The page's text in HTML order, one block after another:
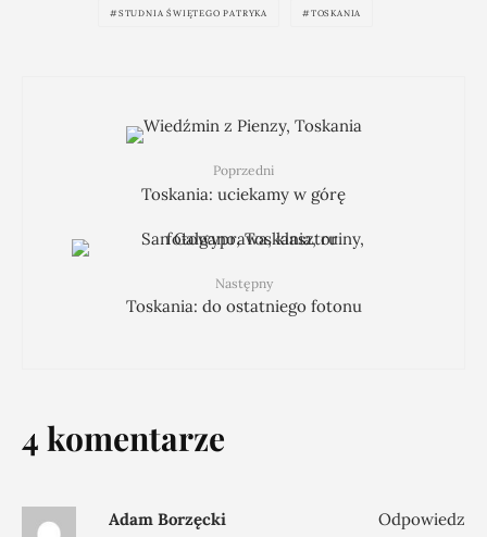
STUDNIA ŚWIĘTEGO PATRYKA TOSKANIA
Poprzedni
Toskania: uciekamy w górę
Następny
Toskania: do ostatniego fotonu
4 komentarze
Adam Borzęcki Odpowiedz